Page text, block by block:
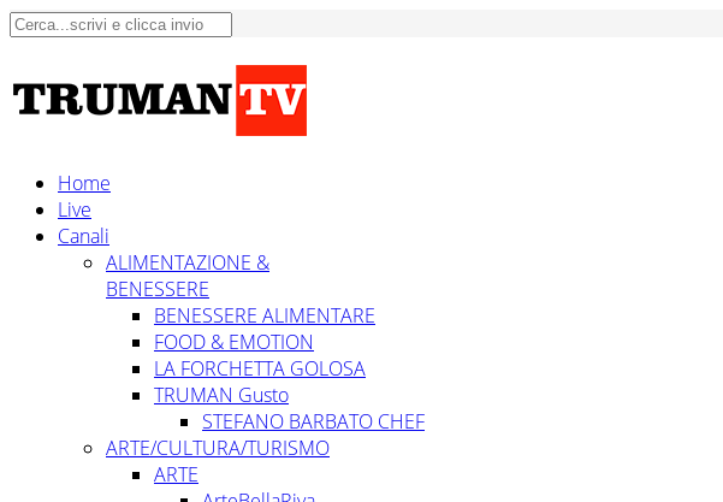
Home
Live
Canali
ALIMENTAZIONE &
BENESSERE
BENESSERE ALIMENTARE
FOOD & EMOTION
LA FORCHETTA GOLOSA
TRUMAN Gusto
STEFANO BARBATO CHEF
ARTE/CULTURA/TURISMO
ARTE